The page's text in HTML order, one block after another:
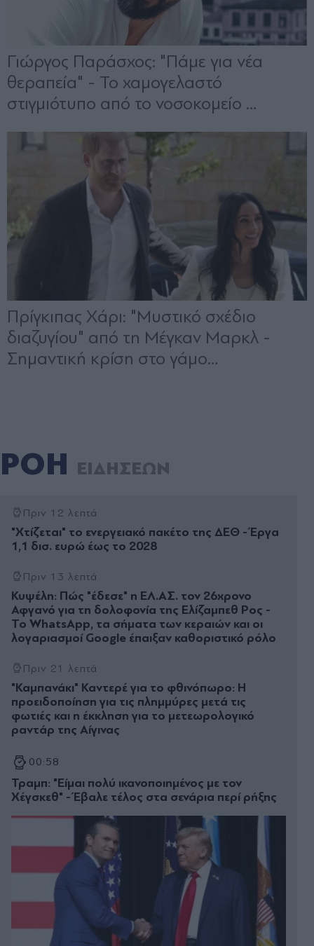
ΡΟΗ ΕΙΔΗΣΕΩΝ
Πριν 12 λεπτά
"Χτίζεται" το ενεργειακό πακέτο της ΔΕΘ - Έργα
1,1 δισ. ευρώ έως το 2028
Πριν 13 λεπτά
Κυψέλη: Πώς "έδεσε" η ΕΛ.ΑΣ. τον 26χρονο
Αφγανό για τη δολοφονία της Ελίζαμπεθ Ρος -
Το WhatsApp, τα σήματα των κεραιών και οι
λογαριασμοί Google έπαιξαν καθοριστικό ρόλο
Πριν 21 λεπτά
"Καμπανάκι" Καντερέ για το φθινόπωρο: Η
προειδοποίηση για τις πλημμύρες μετά τις
φωτιές και η έκκληση για το μετεωρολογικό
ραντάρ της Αίγινας
00:58
Τραμπ: "Είμαι πολύ ικανοποιημένος με τον
Χέγσκεθ" - Έβαλε τέλος στα σενάρια περί ρήξης